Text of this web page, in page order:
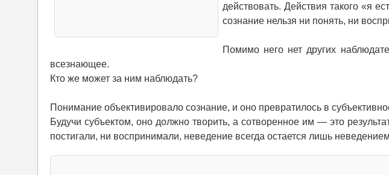
действовать. Действия такого «я
сознание нельзя ни понять, ни
Помимо него нет других
всезнающее.
Кто же может за ним наблюдать?
Понимание объективировало сознание, и оно превратилось в
Будучи субъектом, оно должно творить, а сотворенное им — это
постигали, ни воспринимали, неведение всегда остается лишь